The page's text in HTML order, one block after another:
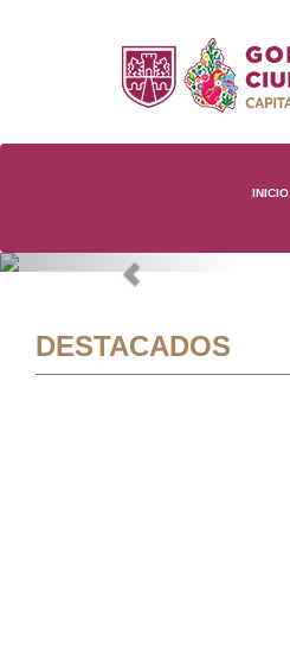
INICIO
Previous
DESTACADOS